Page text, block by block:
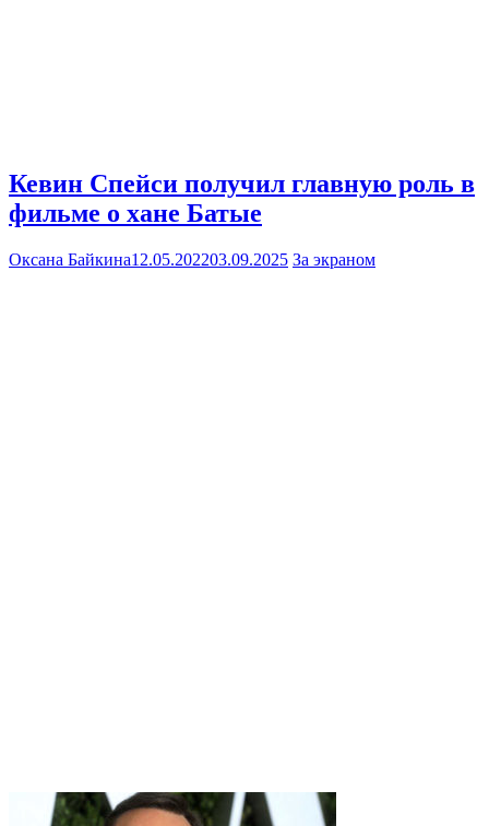
Кевин Спейси получил главную роль в
фильме о хане Батые
Оксана Байкина12.05.202203.09.2025 За экраном